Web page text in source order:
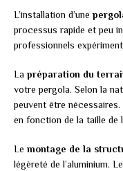
L’installation d’une
processus rapide et peu
professionnels
La préparation du
votre pergola. Selon la
peuvent être
en fonction de la taille de
Le montage de la
légèreté de l’aluminium.